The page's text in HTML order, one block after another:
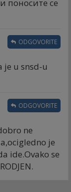
поносите се
je u snsd-u
ODGOVORITE
ne
je
ide.Ovako se
ODGOVORITE